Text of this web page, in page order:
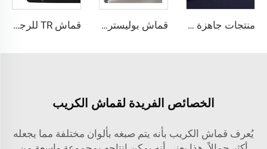
منتجات جاهزة 64% بوليستر، 34% فسكوز، 2% إلستين نسيج TR قماش بوليستر يزيل مخصص عالي الجودة لقماش بدلة رجالية قماش TR للرجال 80 بوليستر و20 فيزاك لقمصان الرجال
الخصائص الفريدة لقماش الكريب
يُعرف قماش الكريب بأنه يتم صبغه بألوان مختلفة مما يجعله